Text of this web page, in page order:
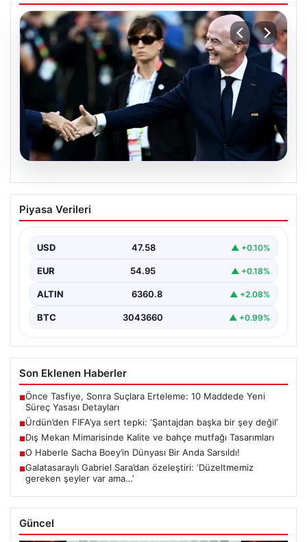
05.08.2026
Ürdün’den FIFA’ya sert tepki: ‘Şantajdan
başka bir şey değil’
Piyasa Verileri
USD 47.58 ▲ +0.10%
EUR 54.95 ▲ +0.18%
ALTIN 6360.8 ▲ +2.08%
BTC 3043660 ▲ +0.99%
Son Eklenen Haberler
■Önce Tasfiye, Sonra Suçlara Erteleme: 10 Maddede Yeni
Süreç Yasası Detayları
■Ürdün’den FIFA’ya sert tepki: ‘Şantajdan başka bir şey değil’
■Dış Mekan Mimarisinde Kalite ve bahçe mutfağı Tasarımları
■O Haberle Sacha Boey’in Dünyası Bir Anda Sarsıldı!
■Galatasaraylı Gabriel Sara’dan özeleştiri: ‘Düzeltmemiz
gereken şeyler var ama…’
Güncel